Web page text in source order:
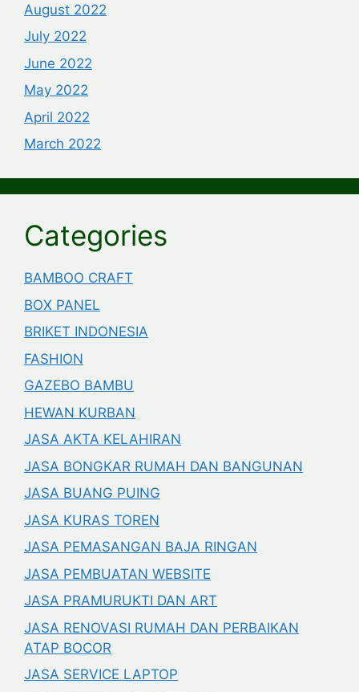
August 2022
July 2022
June 2022
May 2022
April 2022
March 2022
Categories
BAMBOO CRAFT
BOX PANEL
BRIKET INDONESIA
FASHION
GAZEBO BAMBU
HEWAN KURBAN
JASA AKTA KELAHIRAN
JASA BONGKAR RUMAH DAN BANGUNAN
JASA BUANG PUING
JASA KURAS TOREN
JASA PEMASANGAN BAJA RINGAN
JASA PEMBUATAN WEBSITE
JASA PRAMURUKTI DAN ART
JASA RENOVASI RUMAH DAN PERBAIKAN
ATAP BOCOR
JASA SERVICE LAPTOP